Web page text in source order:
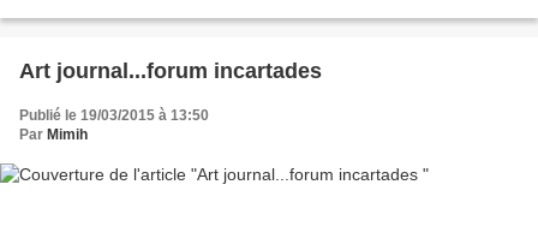
Art journal...forum incartades
Publié le 19/03/2015 à 13:50
Par Mimih